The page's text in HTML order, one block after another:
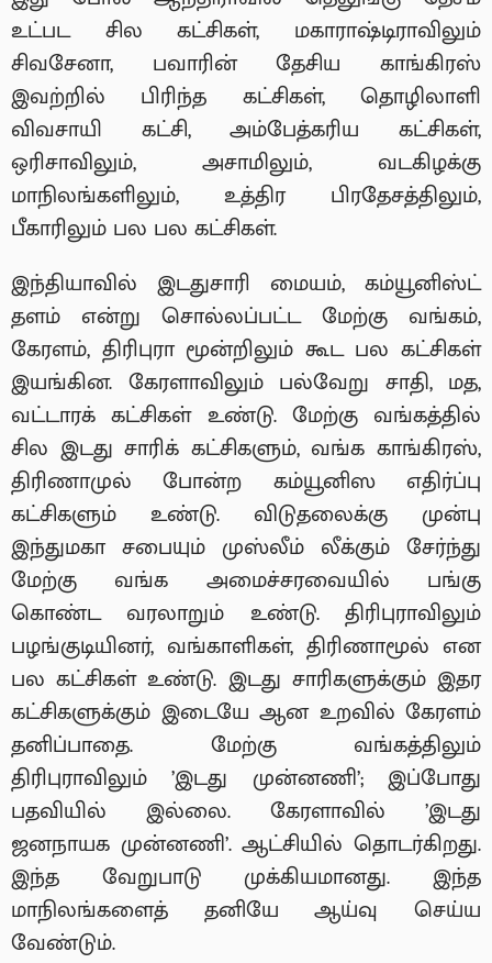
உட்பட சில கட்சிகள், மகாராஷ்டிராவிலும்
சிவசேனா, பவாரின் தேசிய காங்கிரஸ்
இவற்றில் பிரிந்த கட்சிகள், தொழிலாளி
விவசாயி கட்சி, அம்பேத்கரிய கட்சிகள்,
ஒரிசாவிலும், அசாமிலும், வடகிழக்கு
மாநிலங்களிலும், உத்திர பிரதேசத்திலும்,
பீகாரிலும் பல பல கட்சிகள்.
இந்தியாவில் இடதுசாரி மையம், கம்யூனிஸ்ட்
தளம் என்று சொல்லப்பட்ட மேற்கு வங்கம்,
கேரளம், திரிபுரா மூன்றிலும் கூட பல கட்சிகள்
இயங்கின. கேரளாவிலும் பல்வேறு சாதி, மத,
வட்டாரக் கட்சிகள் உண்டு. மேற்கு வங்கத்தில்
சில இடது சாரிக் கட்சிகளும், வங்க காங்கிரஸ்,
திரிணாமுல் போன்ற கம்யூனிஸ எதிர்ப்பு
கட்சிகளும் உண்டு. விடுதலைக்கு முன்பு
இந்துமகா சபையும் முஸ்லீம் லீக்கும் சேர்ந்து
மேற்கு வங்க அமைச்சரவையில் பங்கு
கொண்ட வரலாறும் உண்டு. திரிபுராவிலும்
பழங்குடியினர், வங்காளிகள், திரிணாமூல் என
பல கட்சிகள் உண்டு. இடது சாரிகளுக்கும் இதர
கட்சிகளுக்கும் இடையே ஆன உறவில் கேரளம்
தனிப்பாதை. மேற்கு வங்கத்திலும்
திரிபுராவிலும் ’இடது முன்னணி’; இப்போது
பதவியில் இல்லை. கேரளாவில் ’இடது
ஜனநாயக முன்னணி’. ஆட்சியில் தொடர்கிறது.
இந்த வேறுபாடு முக்கியமானது. இந்த
மாநிலங்களைத் தனியே ஆய்வு செய்ய
வேண்டும்.